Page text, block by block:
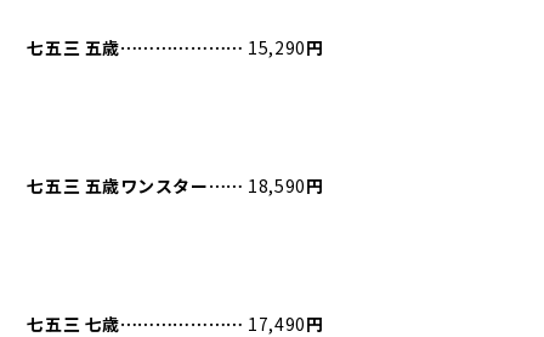
七五三 五歳⋯⋯⋯⋯⋯⋯⋯ 15,290円
七五三 五歳ワンスター⋯⋯ 18,590円
七五三 七歳⋯⋯⋯⋯⋯⋯⋯ 17,490円